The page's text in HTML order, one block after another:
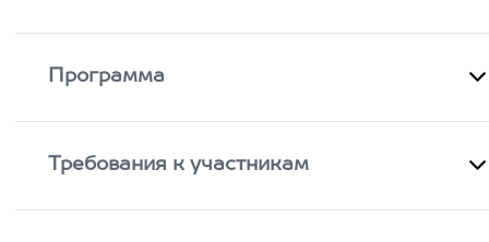
Программа
Требования к участникам